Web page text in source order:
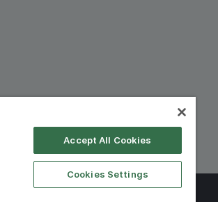
Accept All Cookies
Cookies Settings